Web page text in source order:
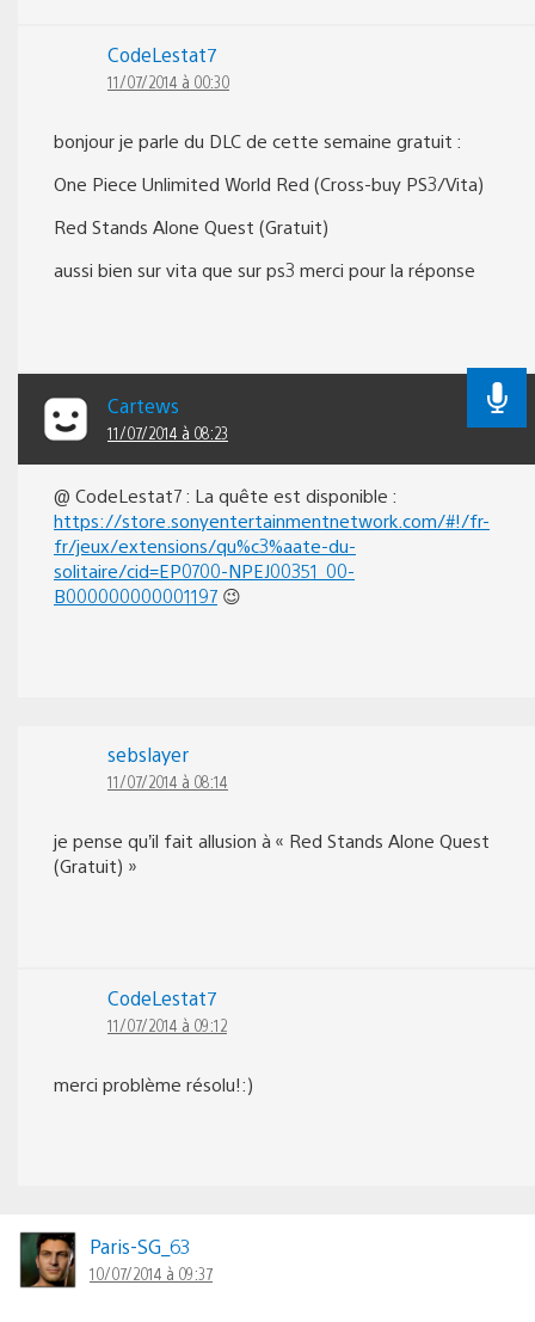
CodeLestat7
11/07/2014 à 00:30
bonjour je parle du DLC de cette semaine gratuit :
One Piece Unlimited World Red (Cross-buy PS3/Vita)
Red Stands Alone Quest (Gratuit)
aussi bien sur vita que sur ps3 merci pour la réponse
Cartews
11/07/2014 à 08:23
@ CodeLestat7 : La quête est disponible :
https://store.sonyentertainmentnetwork.com/#!/fr-
fr/jeux/extensions/qu%c3%aate-du-
solitaire/cid=EP0700-NPEJ00351_00-
B000000000001197 😉
sebslayer
11/07/2014 à 08:14
je pense qu’il fait allusion à « Red Stands Alone Quest
(Gratuit) »
CodeLestat7
11/07/2014 à 09:12
merci problème résolu!:)
Paris-SG_63
10/07/2014 à 09:37